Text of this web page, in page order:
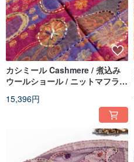
カシミール Cashmere / 煮込み
ウールショール / ニットマフラー
ル - 花
15,396円